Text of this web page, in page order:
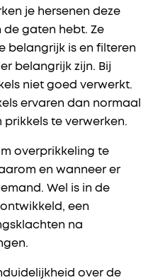
je hersenen deze
de gaten hebt. Ze
belangrijk is en filteren
belangrijk zijn. Bij
niet goed verwerkt.
ervaren dan normaal
te verwerken.
overprikkeling te
en wanneer er
Wel is in de
een
na
over de